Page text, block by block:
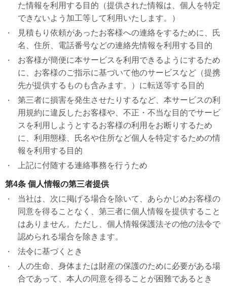
た情報を利用する目的（提供された情報は、個人を特定
できないよう加工等して利用いたします。）
見積もり依頼があったお客様への連絡をするために、氏
名、住所、電話番号などの連絡先情報を利用する目的
お客様が簡便に本サービスを利用できるようにするため
に、お客様のご指示に基づいて他のサービスなど（提携
先が提供するものも含みます。）に転送等する目的
第三者に損害を発生させたりするなど、本サービスの利
用規約に違反したお客様や、不正・不当な目的でサービ
スを利用しようとするお客様の利用をお断りするため
に、利用態様、氏名や住所など個人を特定するための情
報を利用する目的
上記に付随する連絡事務を行うため
第4条 個人情報の第三者提供
当社は、次に掲げる場合を除いて、あらかじめお客様の
同意を得ることなく、第三者に個人情報を提供すること
はありません。ただし、個人情報保護法その他の法令で
認められる場合を除きます。
法令に基づくとき
人の生命、身体または財産の保護のために必要がある場
合であって、本人の同意を得ることが困難であるとき